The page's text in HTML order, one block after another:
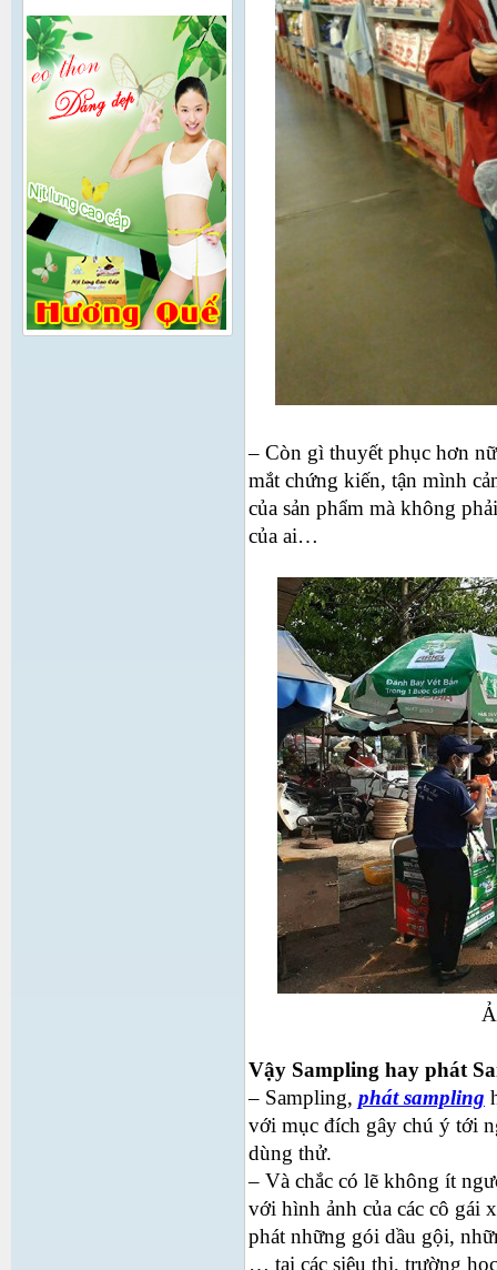
– Còn gì thuyết phục hơn
mắt chứng kiến, tận mình
của sản phẩm mà không
của ai…
Vậy Sampling hay phát
– Sampling, phát sampling
với mục đích gây chú ý tới
dùng thử.
– Và chắc có lẽ không ít
với hình ảnh của các cô gái
phát những gói dầu gội,
… tại các siêu thị, trường